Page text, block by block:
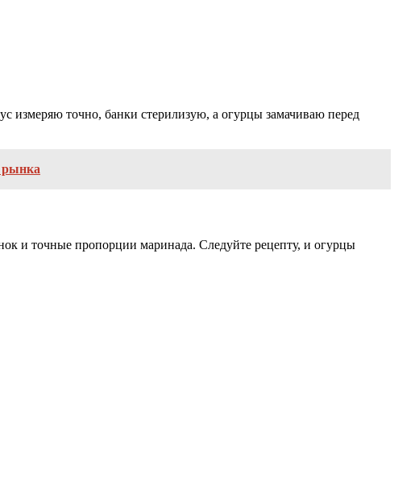
измеряю точно, банки стерилизую, а огурцы замачиваю перед
рынка
и точные пропорции маринада. Следуйте рецепту, и огурцы